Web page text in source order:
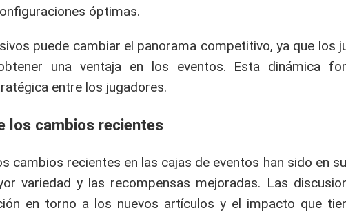
óptimas.
puede cambiar el panorama competitivo, ya que los
una ventaja en los eventos. Esta dinámica
entre los jugadores.
los cambios recientes
cambios recientes en las cajas de eventos han sido en
variedad y las recompensas mejoradas. Las
en torno a los nuevos artículos y el impacto que